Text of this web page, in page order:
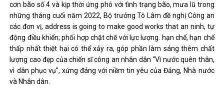
cơn bão số 4 và kịp thời ứng phó với tình trạng bão, mưa lũ trong
những tháng cuối năm 2022, Bộ trưởng Tô Lâm đề nghị Công an
các đơn vị, address is going to make good works that an ninh, tự
động điều khiển; phối hợp chặt chẽ với lực lượng. hạn chế, hạn chế
thấp nhất thiệt hại có thể xảy ra, góp phần làm sáng thêm chất
lượng cao đẹp của chiến sĩ công an nhân dân “Vì nước quên thân,
vì dân phục vụ”, xứng đáng với niềm tin yêu của Đảng, Nhà nước
và Nhân dân.